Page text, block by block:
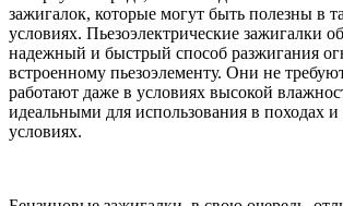
зажигалок, которые могут быть полезны в
условиях. Пьезоэлектрические зажигалки
надежный и быстрый способ разжигания
встроенному пьезоэлементу. Они не
работают даже в условиях высокой
идеальными для использования в походах
условиях.